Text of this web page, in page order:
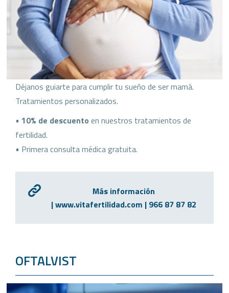
Déjanos guiarte para cumplir tu sueño de ser mamá.
Tratamientos personalizados.
• 10% de descuento en nuestros tratamientos de
fertilidad.
• Primera consulta médica gratuita.
Más información
| www.vitafertilidad.com | 966 87 87 82
OFTALVIST